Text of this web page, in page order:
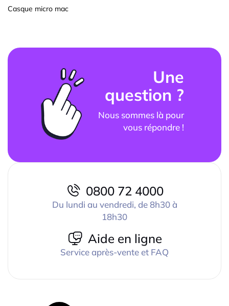
Casque micro mac
Une
question ?
Nous sommes là pour
vous répondre !
0800 72 4000
Du lundi au vendredi, de 8h30 à
18h30
Aide en ligne
Service après-vente et FAQ